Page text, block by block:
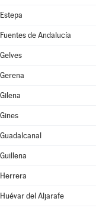
Estepa
Fuentes de Andalucía
Gelves
Gerena
Gilena
Gines
Guadalcanal
Guillena
Herrera
Huévar del Aljarafe